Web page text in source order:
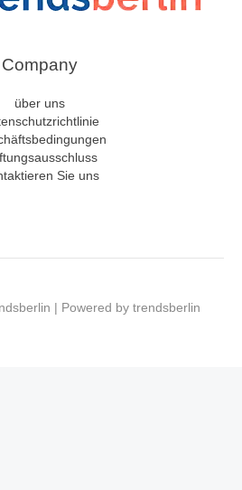
Company
über uns
Sie uns
| Powered by trendsberlin